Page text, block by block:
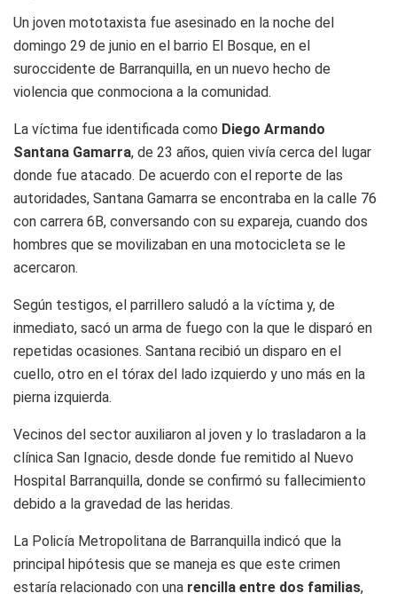
Un joven mototaxista fue asesinado en la noche del
domingo 29 de junio en el barrio El Bosque, en el
suroccidente de Barranquilla, en un nuevo hecho de
violencia que conmociona a la comunidad.
La víctima fue identificada como Diego Armando
Santana Gamarra, de 23 años, quien vivía cerca del lugar
donde fue atacado. De acuerdo con el reporte de las
autoridades, Santana Gamarra se encontraba en la calle 76
con carrera 6B, conversando con su expareja, cuando dos
hombres que se movilizaban en una motocicleta se le
acercaron.
Según testigos, el parrillero saludó a la víctima y, de
inmediato, sacó un arma de fuego con la que le disparó en
repetidas ocasiones. Santana recibió un disparo en el
cuello, otro en el tórax del lado izquierdo y uno más en la
pierna izquierda.
Vecinos del sector auxiliaron al joven y lo trasladaron a la
clínica San Ignacio, desde donde fue remitido al Nuevo
Hospital Barranquilla, donde se confirmó su fallecimiento
debido a la gravedad de las heridas.
La Policía Metropolitana de Barranquilla indicó que la
principal hipótesis que se maneja es que este crimen
estaría relacionado con una rencilla entre dos familias,